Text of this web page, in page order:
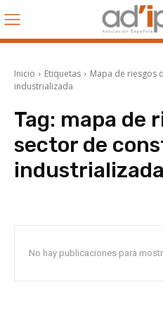
Inicio Etiquetas
Mapa de riesgos
industrializada
Tag: mapa de
sector de
industrializada
No hay publicaciones para